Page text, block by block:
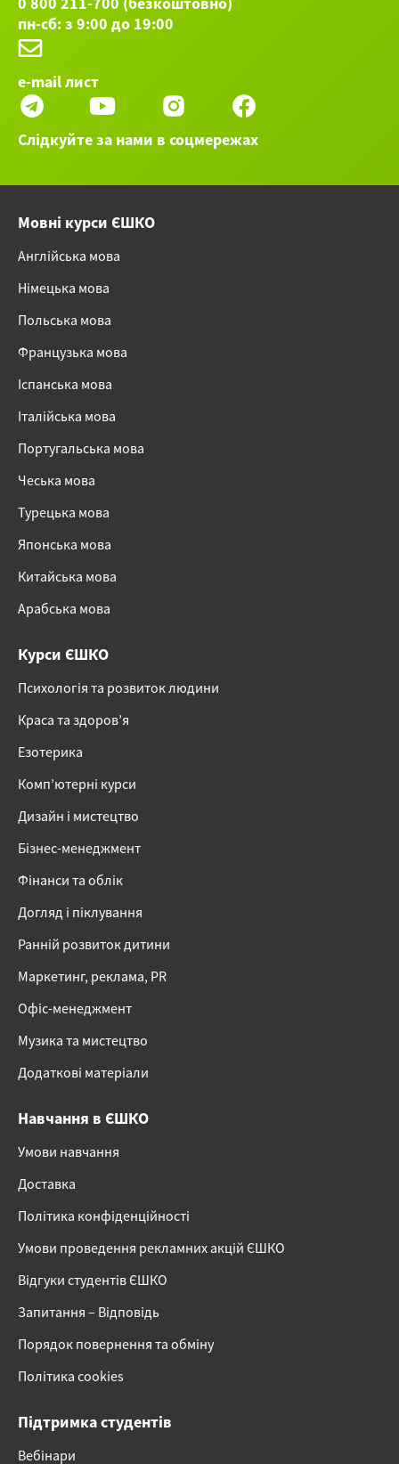
пн-сб: з 9:00 до 19:00
e-mail лист
Слідкуйте за нами в соцмережах
Мовні курси ЄШКО
Англійська мова
Німецька мова
Польська мова
Французька мова
Іспанська мова
Італійська мова
Португальська мова
Чеська мова
Турецька мова
Японська мова
Китайська мова
Арабська мова
Курси ЄШКО
Психологія та розвиток людини
Краса та здоров’я
Езотерика
Комп’ютерні курси
Дизайн і мистецтво
Бізнес-менеджмент
Фінанси та облік
Догляд і піклування
Ранній розвиток дитини
Маркетинг, реклама, PR
Офіс-менеджмент
Музика та мистецтво
Додаткові матеріали
Навчання в ЄШКО
Умови навчання
Доставка
Політика конфіденційності
Умови проведення рекламних акцій ЄШКО
Відгуки студентів ЄШКО
Запитання – Відповідь
Порядок повернення та обміну
Політика cookies
Підтримка студентів
Вебінари